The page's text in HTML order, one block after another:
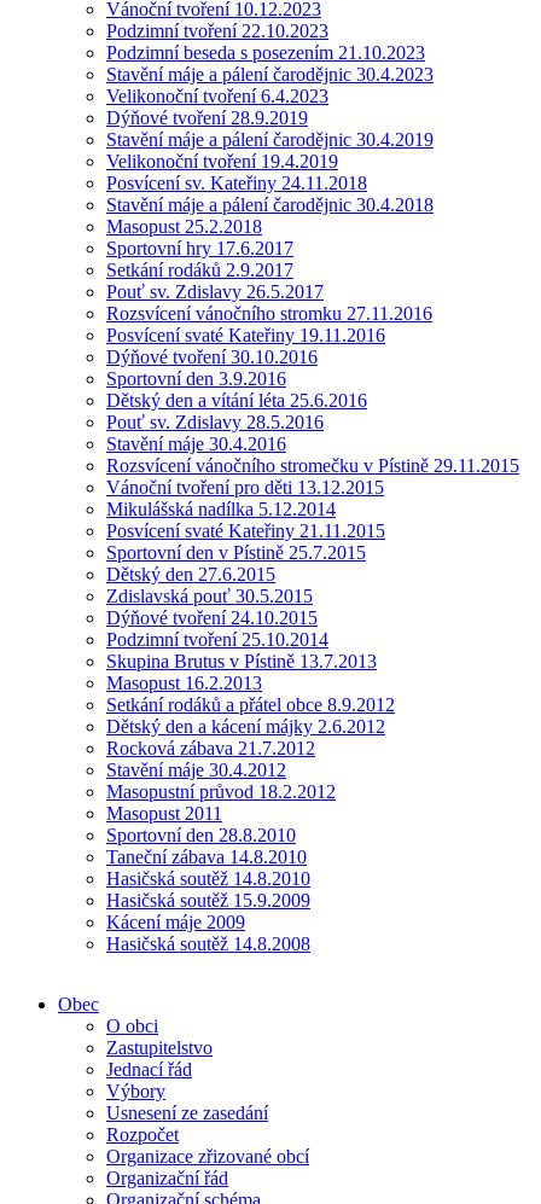
Vánoční tvoření 10.12.2023
Podzimní tvoření 22.10.2023
Podzimní beseda s posezením 21.10.2023
Stavění máje a pálení čarodějnic 30.4.2023
Velikonoční tvoření 6.4.2023
Dýňové tvoření 28.9.2019
Stavění máje a pálení čarodějnic 30.4.2019
Velikonoční tvoření 19.4.2019
Posvícení sv. Kateřiny 24.11.2018
Stavění máje a pálení čarodějnic 30.4.2018
Masopust 25.2.2018
Sportovní hry 17.6.2017
Setkání rodáků 2.9.2017
Pouť sv. Zdislavy 26.5.2017
Rozsvícení vánočního stromku 27.11.2016
Posvícení svaté Kateřiny 19.11.2016
Dýňové tvoření 30.10.2016
Sportovní den 3.9.2016
Dětský den a vítání léta 25.6.2016
Pouť sv. Zdislavy 28.5.2016
Stavění máje 30.4.2016
Rozsvícení vánočního stromečku v Pístině 29.11.2015
Vánoční tvoření pro děti 13.12.2015
Mikulášská nadílka 5.12.2014
Posvícení svaté Kateřiny 21.11.2015
Sportovní den v Pístině 25.7.2015
Dětský den 27.6.2015
Zdislavská pouť 30.5.2015
Dýňové tvoření 24.10.2015
Podzimní tvoření 25.10.2014
Skupina Brutus v Pístině 13.7.2013
Masopust 16.2.2013
Setkání rodáků a přátel obce 8.9.2012
Dětský den a kácení májky 2.6.2012
Rocková zábava 21.7.2012
Stavění máje 30.4.2012
Masopustní průvod 18.2.2012
Masopust 2011
Sportovní den 28.8.2010
Taneční zábava 14.8.2010
Hasičská soutěž 14.8.2010
Hasičská soutěž 15.9.2009
Kácení máje 2009
Hasičská soutěž 14.8.2008
Obec
O obci
Zastupitelstvo
Jednací řád
Výbory
Usnesení ze zasedání
Rozpočet
Organizace zřizované obcí
Organizační řád
Organizační schéma